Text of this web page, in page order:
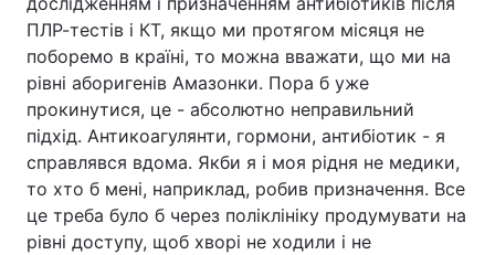
ПЛР-тестів і КТ, якщо ми протягом місяця не
поборемо в країні, то можна вважати, що ми на
рівні аборигенів Амазонки. Пора б уже
прокинутися, це - абсолютно неправильний
підхід. Антикоагулянти, гормони, антибіотик - я
справлявся вдома. Якби я і моя рідня не медики,
то хто б мені, наприклад, робив призначення. Все
це треба було б через поліклініку продумувати на
рівні доступу, щоб хворі не ходили і не